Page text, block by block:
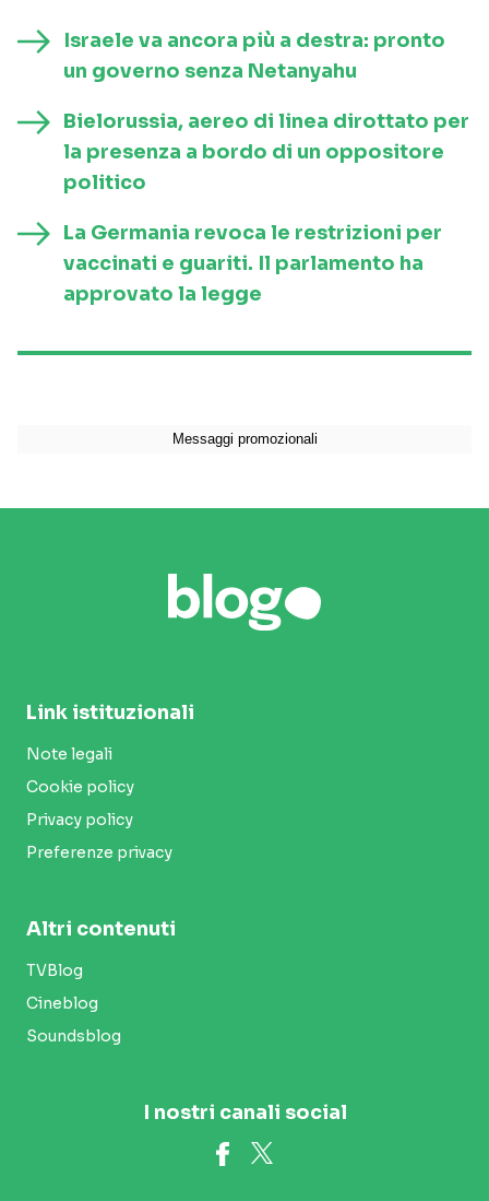
Israele va ancora più a destra: pronto
un governo senza Netanyahu
Bielorussia, aereo di linea dirottato per
la presenza a bordo di un oppositore
politico
La Germania revoca le restrizioni per
vaccinati e guariti. Il parlamento ha
approvato la legge
Link istituzionali
Note legali
Cookie policy
Privacy policy
Preferenze privacy
Altri contenuti
TVBlog
Cineblog
Soundsblog
I nostri canali social